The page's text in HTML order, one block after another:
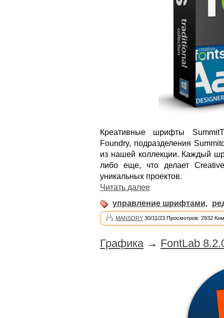
Креативные шрифты
Foundry, подразделения
из нашей коллекции. Каждый
либо еще, что делает
уникальных проектов.
Читать далее
управление шрифтами,
MANSORY 30/11/23 Просмотров: 2932
Графика → FontLab